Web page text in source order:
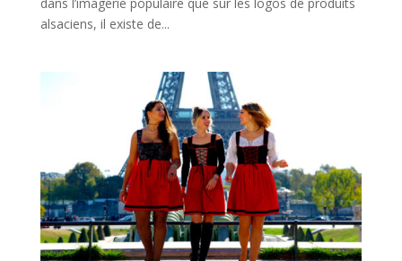
alsaciens, il existe de...